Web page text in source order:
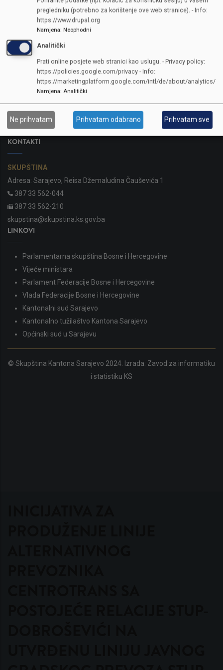
KONTAKTI
SKUPŠTINA
Adresa: Sarajevo, Reisa Džemaludina Čauševića 1
387 33 562-044
387 33 562-210
skupstina@skupstina.ks.gov.ba
LINKOVI
Parlamentarna skupština Bosne i Hercegovine
Vijeće ministara
Parlament Federacije Bosne i Hercegovine
Vlada Federacije Bosne i Hercegovine
Kantonalni sud Sarajevo
Kantonalno tužilaštvo Kantona Sarajevo
Općinski sud u Sarajevu
© Skupština Kantona Sarajevo 2024. Izrada: Zavod za informatiku
i statistiku KS
pregledniku (potrebno za korištenje ove web stranice). - Info:
https://www.drupal.org
Namjena: Neophodni
Analitički
Prati online posjete web stranici kao uslugu. - Privacy policy:
https://policies.google.com/privacy - Info:
https://marketingplatform.google.com/intl/de/about/analytics/
Namjena: Analitički
Ne prihvatam Prihvatam odabrano Prihvatam sve